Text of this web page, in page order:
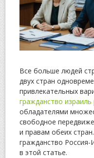
Все больше людей
двух стран
привлекательных
гражданство израиль
обладателями
свободное
и правам обеих
гражданство
в этой статье.